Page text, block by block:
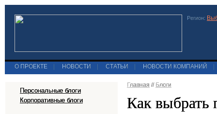
Регион:
О ПРОЕКТЕ НОВОСТИ СТАТЬИ НОВОСТИ КОМПАНИЙ
Персональные блоги
Корпоративные блоги
Главная // Блоги
Как выбрать